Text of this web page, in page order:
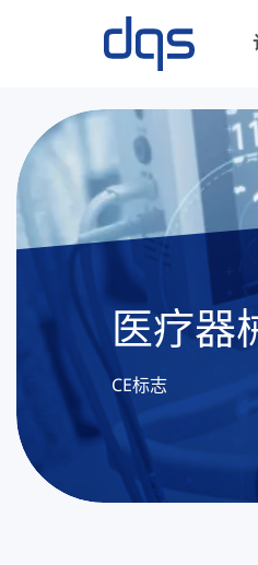
医疗器
CE标志